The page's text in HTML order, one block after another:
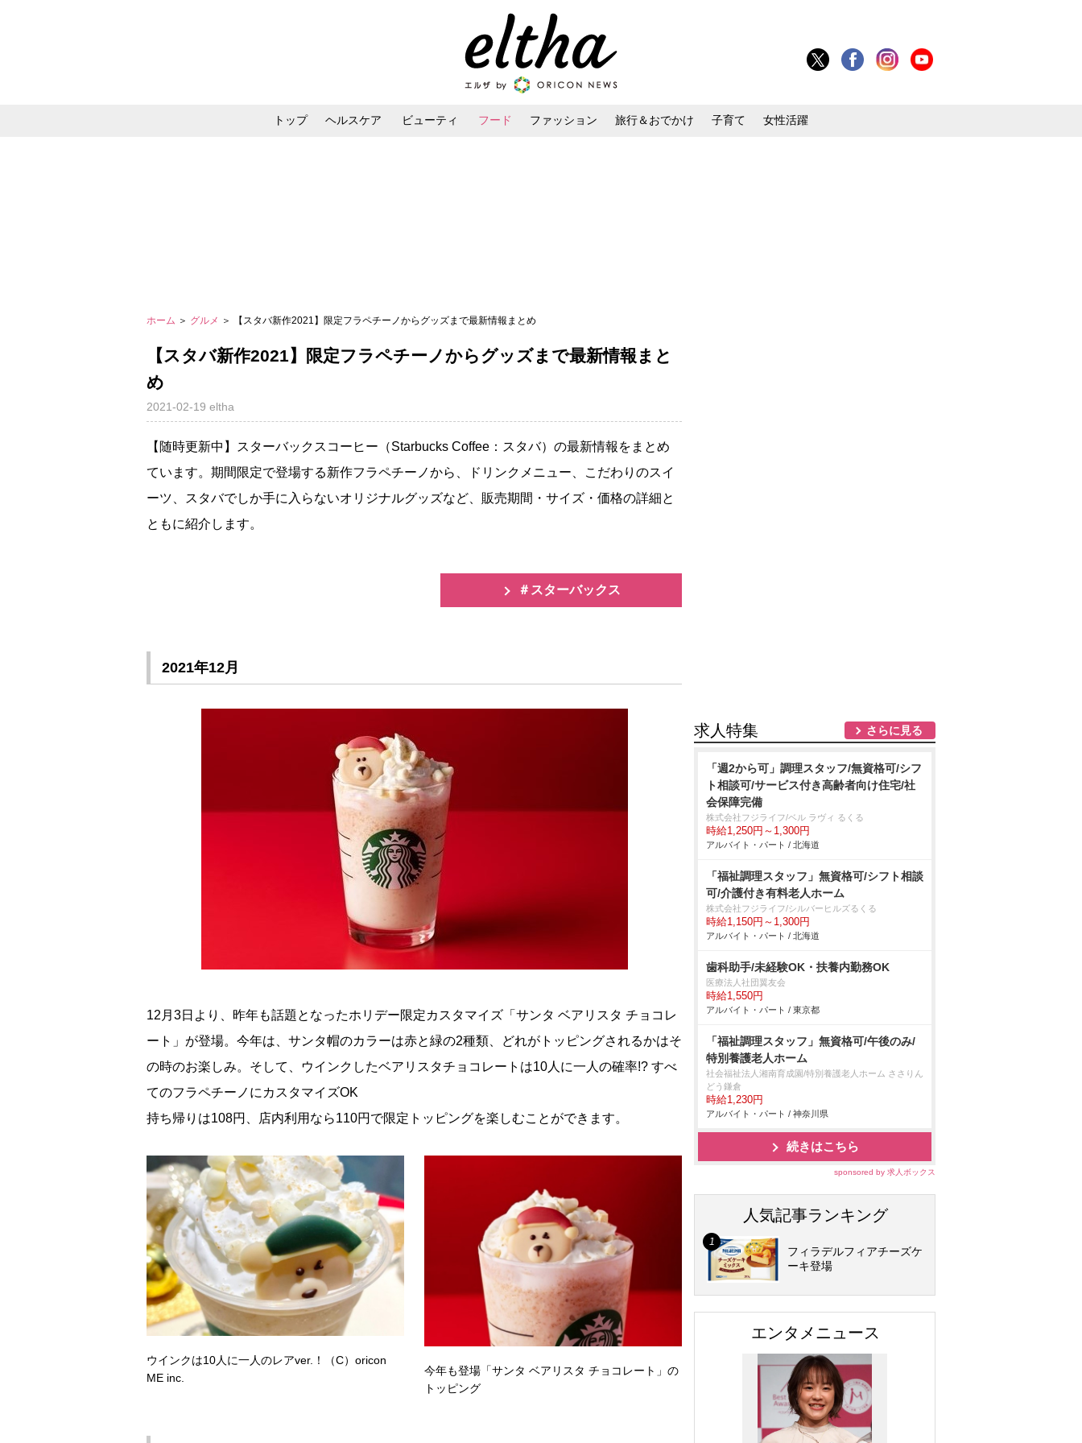
トップ ヘルスケア ビューティ フード ファッション 旅行＆おでかけ 子育て 女性活躍
ホーム ＞ グルメ ＞ 【スタバ新作2021】限定フラペチーノからグッズまで最新情報まとめ
【スタバ新作2021】限定フラペチーノからグッズまで最新情報まと
め
2021-02-19 eltha
【随時更新中】スターバックスコーヒー（Starbucks Coffee：スタバ）の最新情報をまとめ
ています。期間限定で登場する新作フラペチーノから、ドリンクメニュー、こだわりのスイ
ーツ、スタバでしか手に入らないオリジナルグッズなど、販売期間・サイズ・価格の詳細と
ともに紹介します。
＃スターバックス
2021年12月
12月3日より、昨年も話題となったホリデー限定カスタマイズ「サンタ ベアリスタ チョコレ
ート」が登場。今年は、サンタ帽のカラーは赤と緑の2種類、どれがトッピングされるかはそ
の時のお楽しみ。そして、ウインクしたベアリスタチョコレートは10人に一人の確率!? すべ
てのフラペチーノにカスタマイズOK
持ち帰りは108円、店内利用なら110円で限定トッピングを楽しむことができます。
ウインクは10人に一人のレアver.！（C）oricon
ME inc.
今年も登場「サンタ ベアリスタ チョコレート」の
トッピング
求人特集 さらに見る
「週2から可」調理スタッフ/無資格可/シフ
ト相談可/サービス付き高齢者向け住宅/社
会保障完備
株式会社フジライフ/ベル ラヴィ るくる
時給1,250円～1,300円
アルバイト・パート / 北海道
「福祉調理スタッフ」無資格可/シフト相談
可/介護付き有料老人ホーム
株式会社フジライフ/シルバーヒルズるくる
時給1,150円～1,300円
アルバイト・パート / 北海道
歯科助手/未経験OK・扶養内勤務OK
医療法人社団翼友会
時給1,550円
アルバイト・パート / 東京都
「福祉調理スタッフ」無資格可/午後のみ/
特別養護老人ホーム
社会福祉法人湘南育成園/特別養護老人ホーム ささりん
どう鎌倉
時給1,230円
アルバイト・パート / 神奈川県
続きはこちら
sponsored by 求人ボックス
人気記事ランキング
フィラデルフィアチーズケ
ーキ登場
エンタメニュース